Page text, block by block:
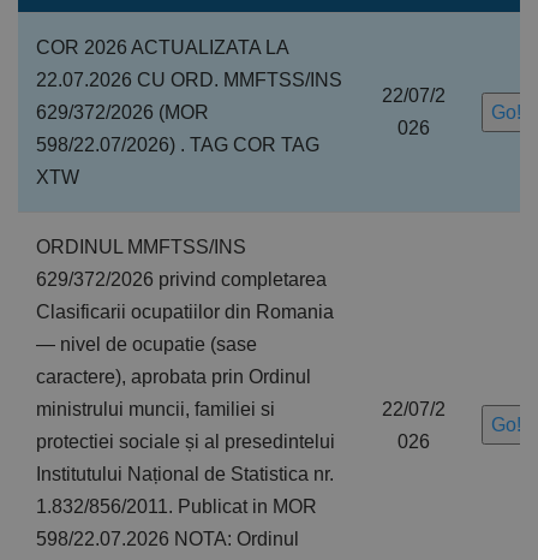
COR 2026 ACTUALIZATA LA
22.07.2026 CU ORD. MMFTSS/INS
629/372/2026 (MOR
598/22.07/2026) . TAG COR TAG
XTW
22/07/2
026
Go!
ORDINUL MMFTSS/INS
629/372/2026 privind completarea
Clasificarii ocupatiilor din Romania
— nivel de ocupatie (sase
caractere), aprobata prin Ordinul
ministrului muncii, familiei si
protectiei sociale și al presedintelui
Institutului Național de Statistica nr.
1.832/856/2011. Publicat in MOR
598/22.07.2026 NOTA: Ordinul
22/07/2
026
Go!